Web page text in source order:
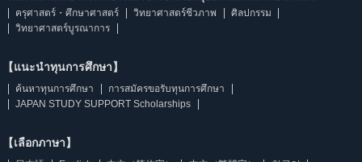
ครุศาสตร์・ศึกษาศาสตร์
วิทยาศาสตร์ชีวภาพ
ศิลปกรรม
วิทยาศาสตร์บูรณาการ
【แนะนำทุนการศึกษา】
ค้นหาทุนการศึกษา
การสมัครขอรับทุนการศึกษา
JAPAN STUDY SUPPORT Scholarships
【เลือกภาษา】